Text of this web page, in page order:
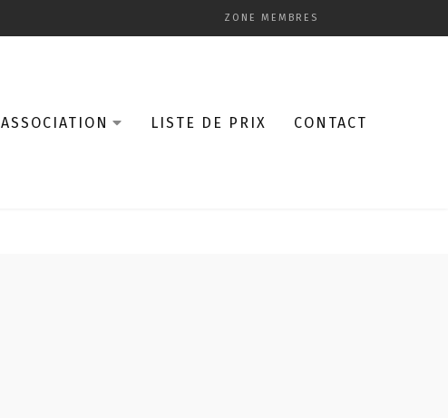
ZONE MEMBRES
ASSOCIATION LISTE DE PRIX CONTACT